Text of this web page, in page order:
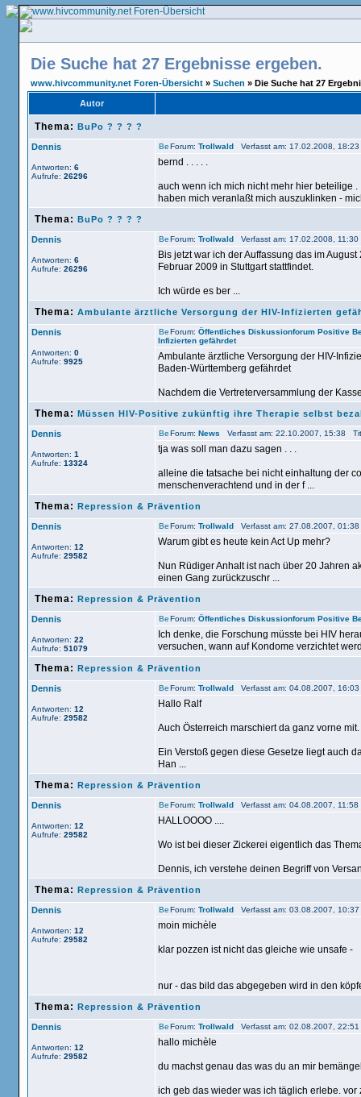
Die Suche hat 27 Ergebnisse ergeben.
www.hivcommunity.net Foren-Übersicht » Suchen » Die Suche hat 27
Autor
Thema: BuPo ? ? ? ?
Dennis
Antworten: 6
Aufrufe: 26296
Forum: Trollwald Verfasst am: 17.02.2008,
bernd . . . . .
auch wenn ich mich nicht mehr hier beteilige
haben mich veranlaßt mich auszuklinken -
Thema: BuPo ? ? ? ?
Dennis
Antworten: 6
Aufrufe: 26296
Forum: Trollwald Verfasst am: 17.02.2008,
Bis jetzt war ich der Auffassung das im
Februar 2009 in Stuttgart stattfindet.
Ich würde es ber ...
Thema: Ambulante ärztliche Versorgung der HIV-Infizierten
Dennis
Antworten: 0
Aufrufe: 9925
Forum: Öffentliches Diskussionforum Positive
Infizierten gefährdet
Ambulante ärztliche Versorgung der HIV-
Baden-Württemberg gefährdet
Nachdem die Vertreterversammlung der
Thema: Müssen HIV-Positive zukünftig ihre Therapie selbst
Dennis
Antworten: 1
Aufrufe: 13324
Forum: News Verfasst am: 22.10.2007, 15:38
tja was soll man dazu sagen . . .
alleine die tatsache bei nicht einhaltung der
menschenverachtend und in der f ...
Thema: Repression & Prävention
Dennis
Antworten: 12
Aufrufe: 29582
Forum: Trollwald Verfasst am: 27.08.2007,
Warum gibt es heute kein Act Up mehr?
Nun Rüdiger Anhalt ist nach über 20 Jahren
einen Gang zurückzuschr ...
Thema: Repression & Prävention
Dennis
Antworten: 22
Aufrufe: 51079
Forum: Öffentliches Diskussionforum Positive
Ich denke, die Forschung müsste bei HIV
versuchen, wann auf Kondome verzichtet
Thema: Repression & Prävention
Dennis
Antworten: 12
Aufrufe: 29582
Forum: Trollwald Verfasst am: 04.08.2007,
Hallo Ralf
Auch Österreich marschiert da ganz vorne mit.
Ein Verstoß gegen diese Gesetze liegt auch
Han ...
Thema: Repression & Prävention
Dennis
Antworten: 12
Aufrufe: 29582
Forum: Trollwald Verfasst am: 04.08.2007,
HALLOOOO ....
Wo ist bei dieser Zickerei eigentlich das
Dennis, ich verstehe deinen Begriff von
Thema: Repression & Prävention
Dennis
Antworten: 12
Aufrufe: 29582
Forum: Trollwald Verfasst am: 03.08.2007,
moin michèle
klar pozzen ist nicht das gleiche wie unsafe -
nur - das bild das abgegeben wird in den
Thema: Repression & Prävention
Dennis
Antworten: 12
Aufrufe: 29582
Forum: Trollwald Verfasst am: 02.08.2007,
hallo michèle
du machst genau das was du an mir
ich geb das wieder was ich täglich erlebe.